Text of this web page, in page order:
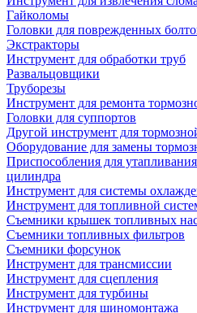
Гайколомы
Головки для поврежденных
Экстракторы
Инструмент для обработки труб
Развальцовщики
Труборезы
Инструмент для ремонта
Головки для суппортов
Другой инструмент для
Оборудование для замены
Приспособления для
цилиндра
Инструмент для системы
Инструмент для топливной
Съемники крышек топливных
Съемники топливных фильтров
Съемники форсунок
Инструмент для трансмиссии
Инструмент для сцепления
Инструмент для турбины
Инструмент для шиномонтажа